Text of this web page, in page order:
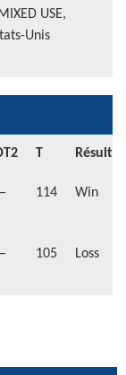
USE,
Unis
T Résultat
114 Win
105 Loss